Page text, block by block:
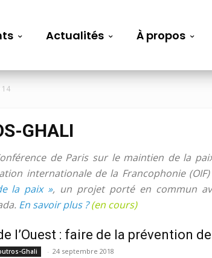
Actualités À propos
14
GHALI
de Paris sur le maintien de la
internationale de la Francophonie
la paix », un projet porté en commun
En savoir plus ? (en cours)
l’Ouest : faire de la prévention
Ghali - 24 septembre 2018